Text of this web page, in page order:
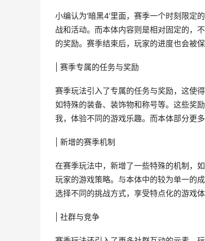
小编认为‘暗黑4’里面，赛季一个时刻限
战和活动。而本体内容则是相对固定的，
的奖励。赛季结束后，玩家的进度也会被
| 赛季专属的任务与奖励
赛季玩法引入了专属的任务与奖励，这使
如特殊的装备、装饰物和称号等。这些奖
我，体验不同的游戏乐趣。而本体部分更
| 新增的赛季机制
在赛季玩法中，新增了一些特殊的机制，
玩家的游戏策略。与本体中的较为单一的
选择不同的挑战方式，享受特点化的游戏体
| 社群与竞争